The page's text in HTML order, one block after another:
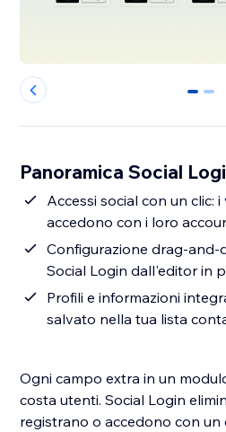
0 1
Panoramica Social
Accessi social con un clic:
accedono con i loro
Configurazione drag-and-
Social Login dall'editor in
Profili e informazioni
salvato nella tua lista
Ogni campo extra in un
costa utenti. Social Login
registrano o accedono con un